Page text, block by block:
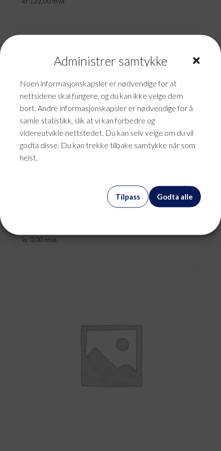
Administrer samtykke
Noen informasjonskapsler er nødvendige for at
nettsidene skal fungere, og du kan ikke velge dem
bort. Andre informasjonskapsler er nødvendige for å
samle statistikk, slik at vi kan forbedre og
videreutvikle nettstedet. Du kan selv velge om du vil
godta disse. Du kan trekke tilbake samtykke når som
helst.
Godta alle
Tilpass
kr0,00 mva